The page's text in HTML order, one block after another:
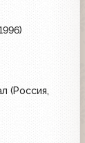
(Россия,